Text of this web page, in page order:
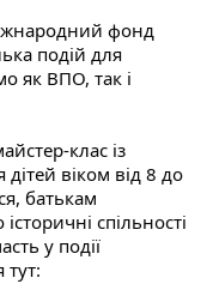
фонд
подій для
як ВПО, так і
клас із
віком від 8 до
батькам
спільності
у події
тут: